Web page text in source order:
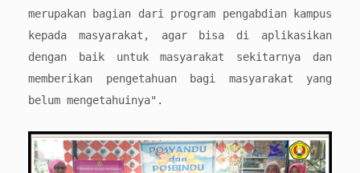
merupakan bagian dari program pengabdian kampus
kepada masyarakat, agar bisa di aplikasikan
dengan baik untuk masyarakat sekitarnya dan
memberikan pengetahuan bagi masyarakat yang
belum mengetahuinya".